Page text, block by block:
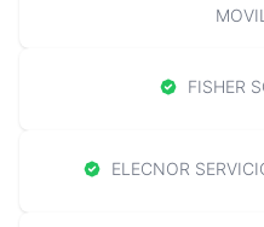
FISHER
ELECNOR